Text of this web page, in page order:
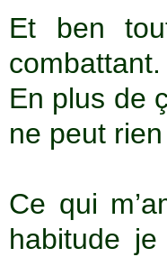
Et ben
En plus de
ne peut
Ce qui
habitude